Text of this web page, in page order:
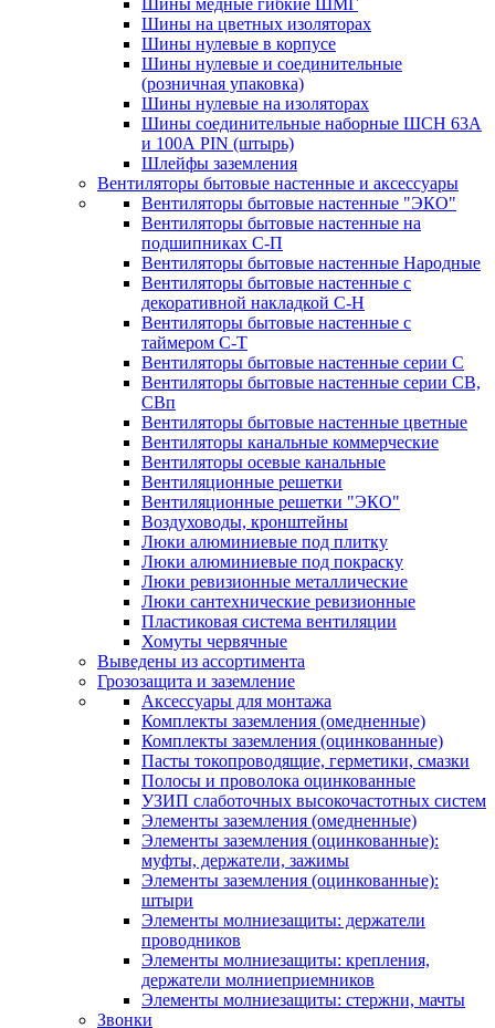
Шины медные гибкие ШМГ
Шины на цветных изоляторах
Шины нулевые в корпусе
Шины нулевые и соединительные
(розничная упаковка)
Шины нулевые на изоляторах
Шины соединительные наборные ШСН 63A
и 100А PIN (штырь)
Шлейфы заземления
Вентиляторы бытовые настенные и аксессуары
Вентиляторы бытовые настенные "ЭКО"
Вентиляторы бытовые настенные на
подшипниках С-П
Вентиляторы бытовые настенные Народные
Вентиляторы бытовые настенные с
декоративной накладкой С-Н
Вентиляторы бытовые настенные с
таймером С-Т
Вентиляторы бытовые настенные серии С
Вентиляторы бытовые настенные серии СВ,
СВп
Вентиляторы бытовые настенные цветные
Вентиляторы канальные коммерческие
Вентиляторы осевые канальные
Вентиляционные решетки
Вентиляционные решетки "ЭКО"
Воздуховоды, кронштейны
Люки алюминиевые под плитку
Люки алюминиевые под покраску
Люки ревизионные металлические
Люки сантехнические ревизионные
Пластиковая система вентиляции
Хомуты червячные
Выведены из ассортимента
Грозозащита и заземление
Аксессуары для монтажа
Комплекты заземления (омедненные)
Комплекты заземления (оцинкованные)
Пасты токопроводящие, герметики, смазки
Полосы и проволока оцинкованные
УЗИП слаботочных высокочастотных систем
Элементы заземления (омедненные)
Элементы заземления (оцинкованные):
муфты, держатели, зажимы
Элементы заземления (оцинкованные):
штыри
Элементы молниезащиты: держатели
проводников
Элементы молниезащиты: крепления,
держатели молниеприемников
Элементы молниезащиты: стержни, мачты
Звонки